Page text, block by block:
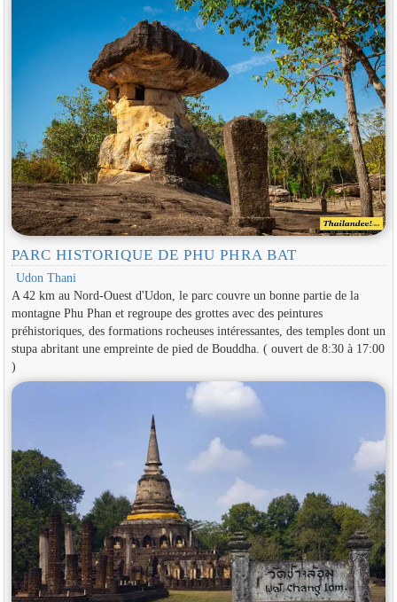
PARC HISTORIQUE DE PHU PHRA BAT
Udon Thani
A 42 km au Nord-Ouest d'Udon, le parc couvre un bonne partie de la
montagne Phu Phan et regroupe des grottes avec des peintures
préhistoriques, des formations rocheuses intéressantes, des temples dont un
stupa abritant une empreinte de pied de Bouddha. ( ouvert de 8:30 à 17:00
)